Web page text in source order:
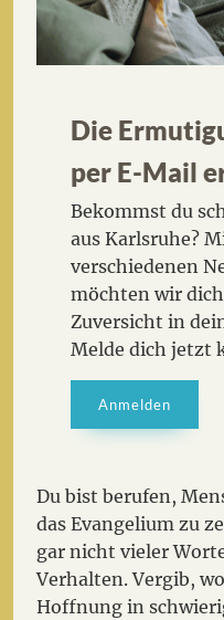
Die
per E-Mail
Bekommst du
aus Karlsruhe?
verschiedenen
möchten wir
Zuversicht in
Melde dich jetzt
Anmelden
Du bist berufen,
das Evangelium zu
gar nicht vieler
Verhalten. Vergib,
Hoffnung in